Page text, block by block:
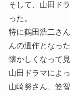
そして、山田ド
った。
特に鶴田浩二さ
んの遺作となっ
懐かしくなって見
山田ドラマによ
山崎努さん、笠